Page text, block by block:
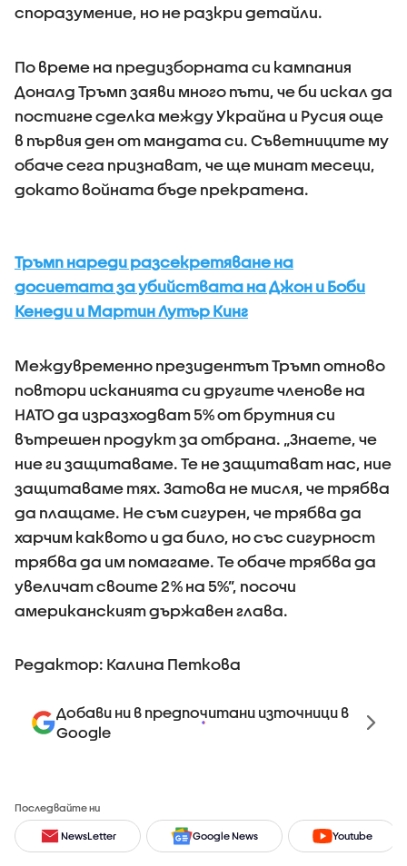
споразумение, но не разкри детайли.
По време на предизборната си кампания
Доналд Тръмп заяви много пъти, че би искал да
постигне сделка между Украйна и Русия още
в първия ден от мандата си. Съветниците му
обаче сега признават, че ще минат месеци,
докато войната бъде прекратена.
Тръмп нареди разсекретяване на
досиетата за убийствата на Джон и Боби
Кенеди и Мартин Лутър Кинг
Междувременно президентът Тръмп отново
повтори исканията си другите членове на
НАТО да изразходват 5% от брутния си
вътрешен продукт за отбрана. „Знаете, че
ние ги защитаваме. Те не защитават нас, ние
защитаваме тях. Затова не мисля, че трябва
да плащаме. Не съм сигурен, че трябва да
харчим каквото и да било, но със сигурност
трябва да им помагаме. Те обаче трябва да
увеличат своите 2% на 5%”, посочи
американският държавен глава.
Редактор: Калина Петкова
Добави ни в предпочитани източници в
Google
Последвайте ни
NewsLetter Google News Youtube